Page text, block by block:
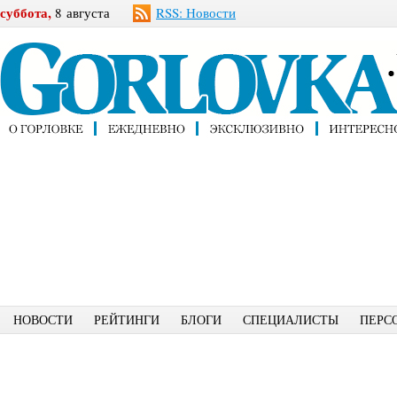
суббота, 8 августа RSS: Новости
НОВОСТИ РЕЙТИНГИ БЛОГИ СПЕЦИАЛИСТЫ